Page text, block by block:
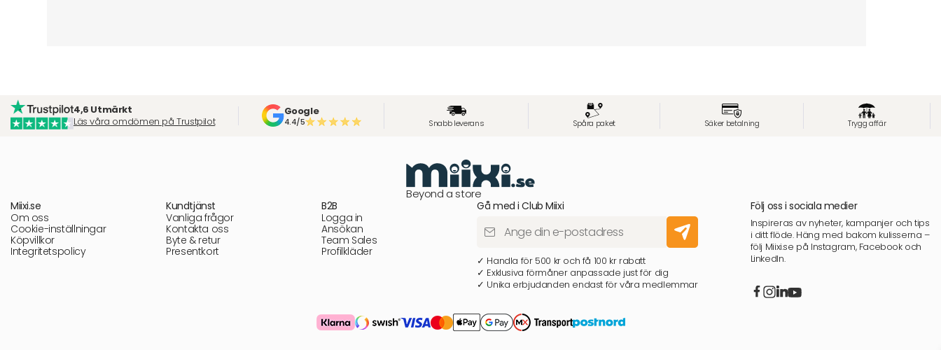
4,6 Utmärkt
Läs våra omdömen på Trustpilot
Google
4.4/5 Snabb leverans Spåra paket Säker betalning Trygg affär
Beyond a store
Miixi.se
Om oss
Cookie-inställningar
Köpvillkor
Integritetspolicy
Kundtjänst
Vanliga frågor
Kontakta oss
Byte & retur
Presentkort
B2B
Logga in
Ansökan
Team Sales
Profilkläder
Gå med i Club Miixi
✓ Handla för 500 kr och få 100 kr rabatt
✓ Exklusiva förmåner anpassade just för dig
✓ Unika erbjudanden endast för våra medlemmar
Följ oss i sociala medier
Inspireras av nyheter, kampanjer och tips
i ditt flöde. Häng med bakom kulisserna –
följ Miixi.se på Instagram, Facebook och
LinkedIn.